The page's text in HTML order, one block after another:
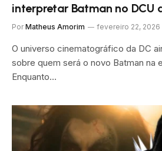
interpretar Batman no DCU
Por Matheus Amorim fevereiro 22, 2026
O universo cinematográfico da DC
sobre quem será o novo Batman na
Enquanto…